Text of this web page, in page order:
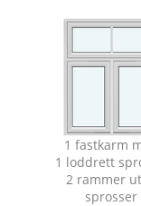
1 fastkarm
1 loddrett
2 rammer
sprosser